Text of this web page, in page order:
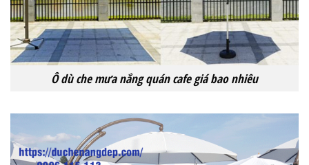
Ô dù che mưa nắng quán cafe giá bao nhiêu